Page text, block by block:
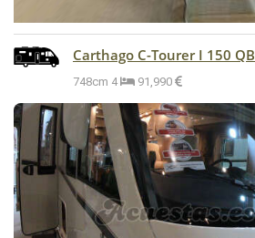
Carthago C-Tourer I 150 QB
748cm 4 91,990